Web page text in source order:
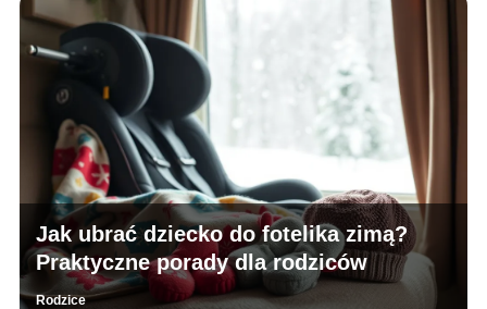
Jak ubrać dziecko do fotelika zimą?
Praktyczne porady dla rodziców
Rodzice